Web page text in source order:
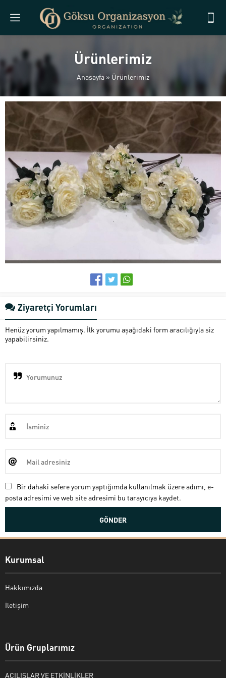
Ürünlerimiz
Anasayfa» Ürünlerimiz
Ziyaretçi Yorumları
Henüz yorum yapılmamış. İlk yorumu aşağıdaki form aracılığıyla siz
yapabilirsiniz.
Bir dahaki sefere yorum yaptığımda kullanılmak üzere adımı, e-
posta adresimi ve web site adresimi bu tarayıcıya kaydet.
Kurumsal
Hakkımızda
İletişim
Ürün Gruplarımız
AÇILIŞLAR VE ETKİNLİKLER